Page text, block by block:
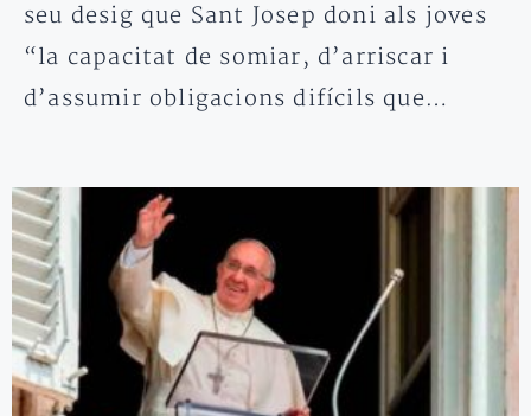
seu desig que Sant Josep doni als joves
“la capacitat de somiar, d’arriscar i
d’assumir obligacions difícils que…